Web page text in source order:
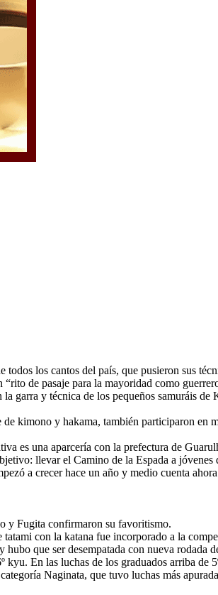
todos los cantos del país, que pusieron sus
de pasaje para la mayoridad como
garra y técnica de los pequeños samuráis
kimono y hakama, también participaron en
es una aparcería con la prefectura de
llevar el Camino de la Espada a jóvenes
a crecer hace un año y medio cuenta
y Fugita confirmaron su favoritismo.
con la katana fue incorporado a la
que ser desempatada con nueva rodada
En las luchas de los graduados arriba de
Naginata, que tuvo luchas más